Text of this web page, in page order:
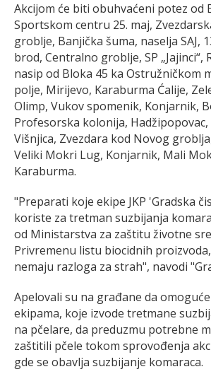
Akcijom će biti obuhvaćeni potez od
Sportskom centru 25. maj,
groblje, Banjička šuma, naselja SAJ,
brod, Centralno groblje, SP „Jajinci“,
nasip od Bloka 45 ka Ostružničkom
polje, Mirijevo, Karaburma Ćalije,
Olimp, Vukov spomenik, Konjarnik,
Profesorska kolonija, Hadžipopovac,
Višnjica, Zvezdara kod Novog
Veliki Mokri Lug, Konjarnik, Mali
Karaburma.
"Preparati koje ekipe JKP 'Gradska
koriste za tretman suzbijanja
od Ministarstva za zaštitu životne
Privremenu listu biocidnih
nemaju razloga za strah", navodi
Apelovali su na građane da
ekipama, koje izvode tretmane
na pčelare, da preduzmu potrebne
zaštitili pčele tokom sprovođenja
gde se obavlja suzbijanje komaraca.